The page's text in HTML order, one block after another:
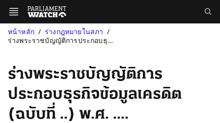
หน้าหลัก
ร่างกฎหมายในสภา
ร่างพระราชบัญญัติการประกอบธุรกิจข้อมูลเครดิต (ฉบับที่ ..) พ.ศ. ....
ร่างพระราชบัญญัติการ
ประกอบธุรกิจข้อมูลเครดิต
(ฉบับที่ ..) พ.ศ. ....